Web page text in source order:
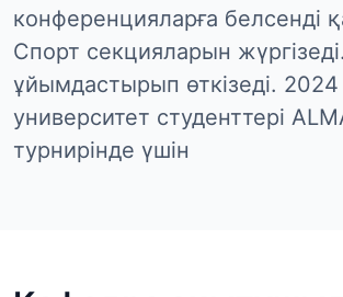
конференцияларға белсенді
Спорт секцияларын
ұйымдастырып өткізеді.
университет студенттері
турнирінде үшін